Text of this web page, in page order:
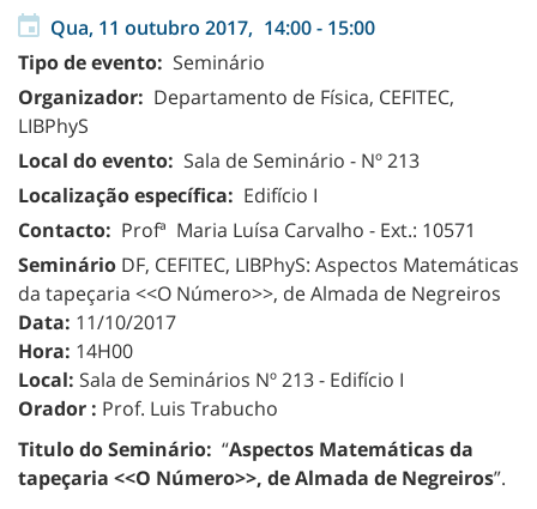
Qua, 11 outubro 2017, 14:00- 15:00
Tipo de evento: Seminário
Organizador: Departamento de Física, CEFITEC,
LIBPhyS
Local do evento: Sala de Seminário - Nº 213
Localização específica: Edifício I
Contacto: Profª Maria Luísa Carvalho - Ext.: 10571
Seminário DF, CEFITEC, LIBPhyS: Aspectos Matemáticas
da tapeçaria <<O Número>>, de Almada de Negreiros
Data: 11/10/2017
Hora: 14H00
Local: Sala de Seminários Nº 213 - Edifício I
Orador : Prof. Luis Trabucho
Titulo do Seminário: “Aspectos Matemáticas da
tapeçaria <<O Número>>, de Almada de Negreiros”.